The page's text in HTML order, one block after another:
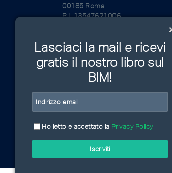
00185 Roma
P.I. 13547621006
I nostri uffici sono aperti dal
© GoPillar Academy 2020 | All
Lasciaci la mail e ricevi
gratis il nostro libro sul
BIM!
Ho letto e accettato la Privacy Policy
Iscriviti